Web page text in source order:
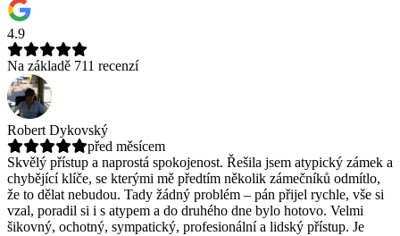
4.9
Na základě 711 recenzí
Robert Dykovský
před měsícem
Skvělý přístup a naprostá spokojenost. Řešila jsem atypický zámek a
chybějící klíče, se kterými mě předtím několik zámečníků odmítlo,
že to dělat nebudou. Tady žádný problém – pán přijel rychle, vše si
vzal, poradil si i s atypem a do druhého dne bylo hotovo. Velmi
šikovný, ochotný, sympatický, profesionální a lidský přístup. Je